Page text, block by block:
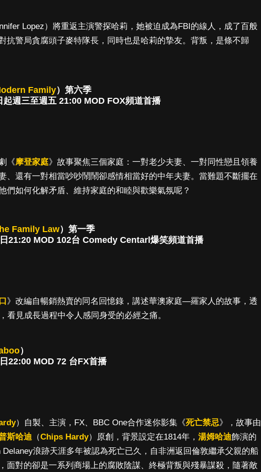
Lopez）將重返主演警探哈莉，她被迫成為FBI的線人，成了百般
抗警局貪腐頭子麥特隊長，同時也是哈莉的摯友。背叛，是條不歸
Family）第六季
起週三至週五 21:00 MOD FOX頻道首播
《摩登家庭》故事聚焦三個家庭：一對老少夫妻、一對同性戀且領養
、還有一對相當吵吵鬧鬧卻感情相當好的中年夫妻。當難題不斷擺在
們如何化解矛盾、維持家庭的和睦與歡樂氣氛呢？
Family Law）第一季
21:20 MOD 102台 Comedy Centarl爆笑頻道首播
》改編自暢銷熱賣的同名回憶錄，講述華澳家庭—羅家人的故事，透
看見成長過程中令人感同身受的必經之痛。
）
22:00 MOD 72 台FX首播
）自製、主演，FX、BBC One合作迷你影集《死亡禁忌》，故事由
斯哈迪 （Chips Hardy）原創，背景設定在1814年， 湯姆哈迪飾演的
Delaney浪跡天涯多年被認為死亡已久，自非洲返回倫敦繼承父親的船
面對的卻是一系列商場上的腐敗陰謀、終極背叛與殘暴謀殺，隨著敵